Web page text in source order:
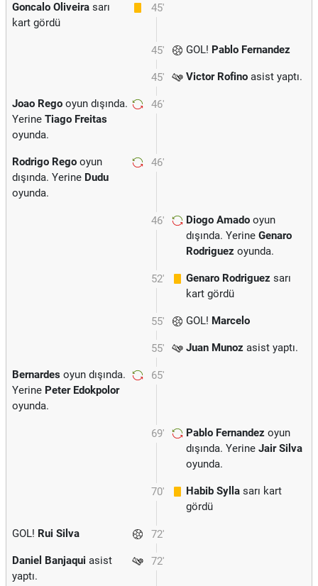
45'
Goncalo Oliveira sarı
kart gördü
45' GOL! Pablo Fernandez
45' Victor Rofino asist yaptı.
46'
Joao Rego oyun dışında.
Yerine Tiago Freitas
oyunda.
46'
Rodrigo Rego oyun
dışında. Yerine Dudu
oyunda.
46' Diogo Amado oyun
dışında. Yerine Genaro
Rodriguez oyunda.
52' Genaro Rodriguez sarı
kart gördü
55' GOL! Marcelo
55' Juan Munoz asist yaptı.
65'
Bernardes oyun dışında.
Yerine Peter Edokpolor
oyunda.
69' Pablo Fernandez oyun
dışında. Yerine Jair Silva
oyunda.
70' Habib Sylla sarı kart
gördü
72'
GOL! Rui Silva
72'
Daniel Banjaqui asist
yaptı.